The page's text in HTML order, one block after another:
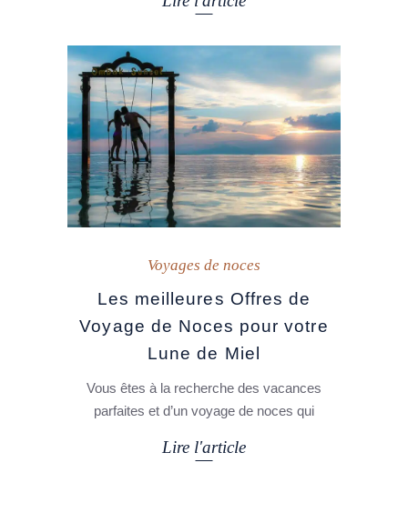
Voyages de noces
Les meilleures Offres de
Voyage de Noces pour votre
Lune de Miel
Vous êtes à la recherche des vacances
parfaites et d’un voyage de noces qui
Lire l'article